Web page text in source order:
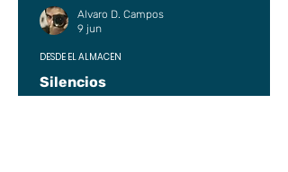
Silencios
DESDE EL ALMACÉN
Alvaro D. Campos
9 jun